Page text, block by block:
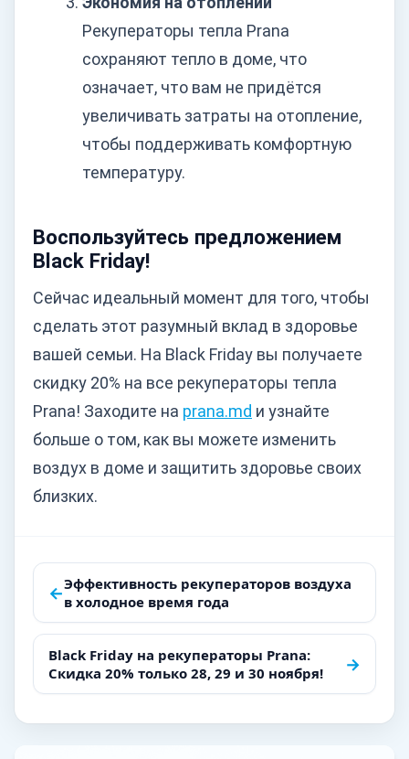
Рекуператоры тепла Prana
сохраняют тепло в доме, что
означает, что вам не придётся
увеличивать затраты на отопление,
чтобы поддерживать комфортную
температуру.
Воспользуйтесь предложением
Black Friday!
Сейчас идеальный момент для того, чтобы
сделать этот разумный вклад в здоровье
вашей семьи. На Black Friday вы получаете
скидку 20% на все рекуператоры тепла
Prana! Заходите на prana.md и узнайте
больше о том, как вы можете изменить
воздух в доме и защитить здоровье своих
близких.
Навигация
по
записям
←Эффективность рекуператоров воздуха
в холодное время года
Black Friday на рекуператоры Prana:
Скидка 20% только 28, 29 и 30 ноября!
→